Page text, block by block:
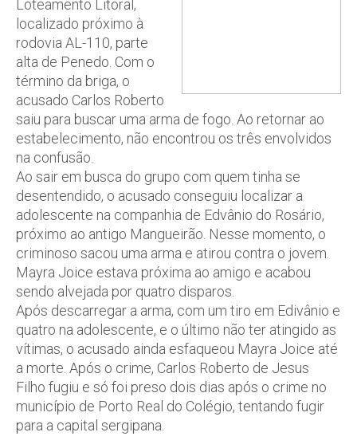
Loteamento Litoral,
localizado próximo à
rodovia AL-110, parte
alta de Penedo. Com o
término da briga, o
acusado Carlos Roberto
saiu para buscar uma arma de fogo. Ao retornar ao
estabelecimento, não encontrou os três envolvidos
na confusão.
Ao sair em busca do grupo com quem tinha se
desentendido, o acusado conseguiu localizar a
adolescente na companhia de Edvânio do Rosário,
próximo ao antigo Mangueirão. Nesse momento, o
criminoso sacou uma arma e atirou contra o jovem.
Mayra Joice estava próxima ao amigo e acabou
sendo alvejada por quatro disparos.
Após descarregar a arma, com um tiro em Edivânio e
quatro na adolescente, e o último não ter atingido as
vítimas, o acusado ainda esfaqueou Mayra Joice até
a morte. Após o crime, Carlos Roberto de Jesus
Filho fugiu e só foi preso dois dias após o crime no
município de Porto Real do Colégio, tentando fugir
para a capital sergipana.